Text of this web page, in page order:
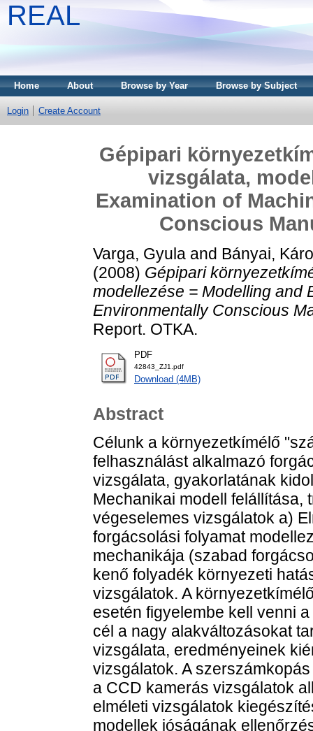
REAL
Home About Browse by Year Browse by Subject
Login Create Account
Gépipari
vizsgálata,
Examination of
Conscious
Varga, Gyula and Bányai,
(2008) Gépipari
modellezése = Modelling and
Environmentally Conscious
Report. OTKA.
PDF
42843_ZJ1.pdf
Download (4MB)
Abstract
Célunk a környezetkímélő
felhasználást alkalmazó
vizsgálata, gyakorlatának
Mechanikai modell felállítása,
végeselemes vizsgálatok a)
forgácsolási folyamat
mechanikája (szabad
kenő folyadék környezeti
vizsgálatok. A
esetén figyelembe kell venni
cél a nagy alakváltozásokat
vizsgálata, eredményeinek
vizsgálatok. A
a CCD kamerás vizsgálatok
elméleti vizsgálatok
modellek jóságának